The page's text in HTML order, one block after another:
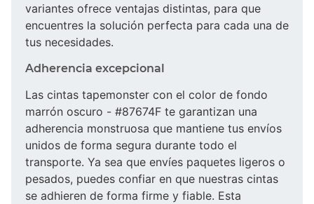
variantes ofrece ventajas distintas, para que
encuentres la solución perfecta para cada una de
tus necesidades.
Adherencia excepcional
Las cintas tapemonster con el color de fondo
marrón oscuro - #87674F te garantizan una
adherencia monstruosa que mantiene tus envíos
unidos de forma segura durante todo el
transporte. Ya sea que envíes paquetes ligeros o
pesados, puedes confiar en que nuestras cintas
se adhieren de forma firme y fiable. Esta